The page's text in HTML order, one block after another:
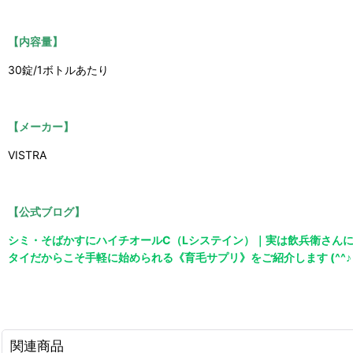
【内容量】
30錠/1ボトルあたり
【メーカー】
VISTRA
【公式ブログ】
シミ・そばかすにハイチオールC（Lシステイン）｜実は飲兵衛さん
タイだからこそ手軽に始められる《育毛サプリ》をご紹介します (^^♪
関連商品